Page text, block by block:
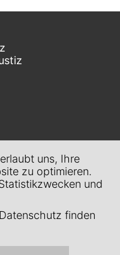
uns, Ihre
zu optimieren.
und
finden